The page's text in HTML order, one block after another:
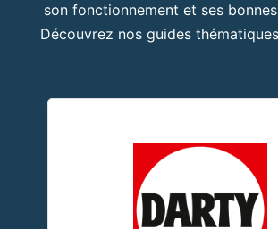
son fonctionnement et ses
Découvrez nos guides